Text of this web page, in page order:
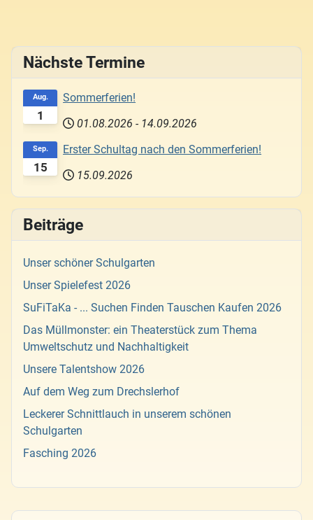
Nächste Termine
1
Aug.
Sommerferien!
01.08.2026 - 14.09.2026
15
Sep.
Erster Schultag nach den Sommerferien!
15.09.2026
Beiträge
Unser schöner Schulgarten
Unser Spielefest 2026
SuFiTaKa - ... Suchen Finden Tauschen Kaufen 2026
Das Müllmonster: ein Theaterstück zum Thema
Umweltschutz und Nachhaltigkeit
Unsere Talentshow 2026
Auf dem Weg zum Drechslerhof
Leckerer Schnittlauch in unserem schönen
Schulgarten
Fasching 2026